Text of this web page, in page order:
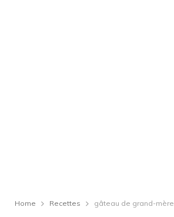
Home Recettes gâteau de grand-mère